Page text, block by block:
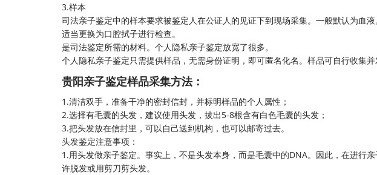
3.样本
司法亲子鉴定中的样本要求被鉴定人在公证人的见证下到现场采集。一般默认为血
适当更换为口腔拭子进行检查。
是司法鉴定所需的材料。个人隐私亲子鉴定放宽了很多。
个人隐私亲子鉴定只需提供样品，无需身份证明，即可匿名化名。样品可自行收集
贵阳亲子鉴定样品采集方法：
1.清洁双手，准备干净的密封信封，并标明样品的个人属性；
2.选择有毛囊的头发，建议使用头发，拔出5-8根含有白色毛囊的头发；
3.把头发放在信封里，可以自己送到机构，也可以邮寄过去。
头发鉴定注意事项：
1.用头发做亲子鉴定。事实上，不是头发本身，而是毛囊中的DNA。因此，在进行
许脱发或用剪刀剪头发。